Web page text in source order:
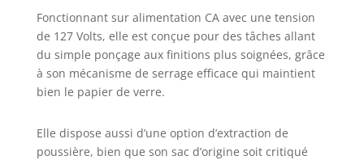
Fonctionnant sur alimentation CA avec une tension
de 127 Volts, elle est conçue pour des tâches allant
du simple ponçage aux finitions plus soignées, grâce
à son mécanisme de serrage efficace qui maintient
bien le papier de verre.
Elle dispose aussi d’une option d’extraction de
poussière, bien que son sac d’origine soit critiqué